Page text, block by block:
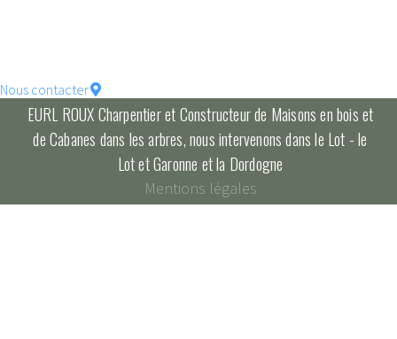
Nous contacter
EURL ROUX Charpentier et Constructeur de Maisons en bois et
de Cabanes dans les arbres, nous intervenons dans le Lot - le
Lot et Garonne et la Dordogne
Mentions légales